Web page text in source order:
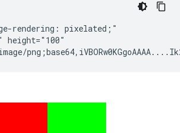
rendering: pixelated;"
height="100"